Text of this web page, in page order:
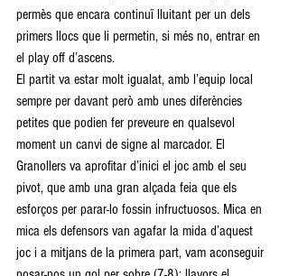
permès que encara continuï lluitant per un dels
primers llocs que li permetin, si més no, entrar en
el play off d’ascens.
El partit va estar molt igualat, amb l’equip local
sempre per davant però amb unes diferències
petites que podien fer preveure en qualsevol
moment un canvi de signe al marcador. El
Granollers va aprofitar d’inici el joc amb el seu
pivot, que amb una gran alçada feia que els
esforços per parar-lo fossin infructuosos. Mica en
mica els defensors van agafar la mida d’aquest
joc i a mitjans de la primera part, vam aconseguir